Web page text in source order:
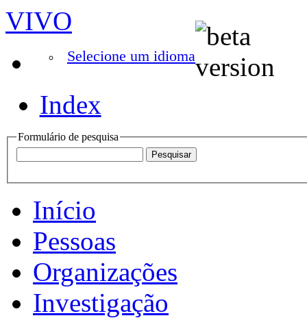
VIVO
Selecione um idioma
Index
Formulário de pesquisa
Início
Pessoas
Organizações
Investigação